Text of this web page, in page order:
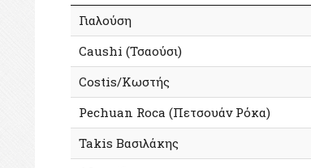
Γιαλούση
Caushi (Τσαούσι)
Costis/Κωστής
Pechuan Roca (Πετσουάν Ρόκα)
Takis Βασιλάκης